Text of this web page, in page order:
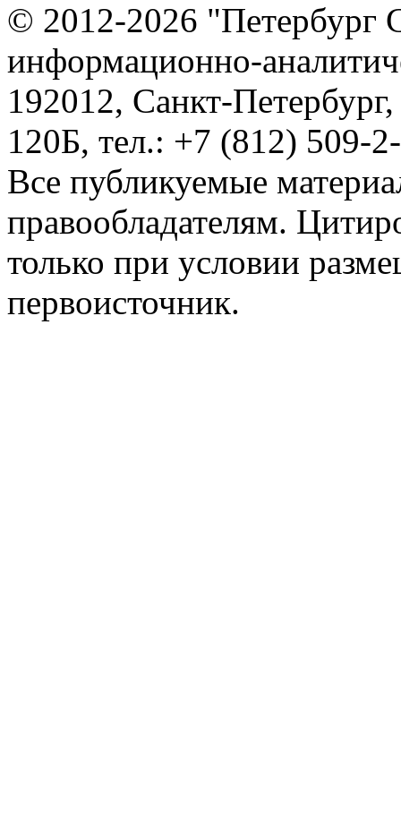
© 2012-2026 "Петербург
информационно-
192012, Санкт-
120Б, тел.: +7 (812) 509-
Все публикуемые
правообладателям.
только при условии
первоисточник.